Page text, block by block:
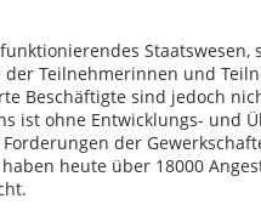
Staatswesen,
Teilnehmerinnen und
Beschäftigte sind jedoch
ist ohne Entwicklungs- und
der
heute über 18000